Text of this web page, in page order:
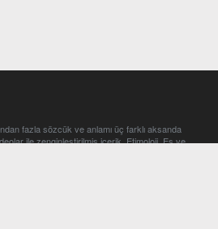
fazla sözcük ve anlamı üç farklı aksanda
ile zenginleştirilmiş içerik. Etimoloji, Eş ve